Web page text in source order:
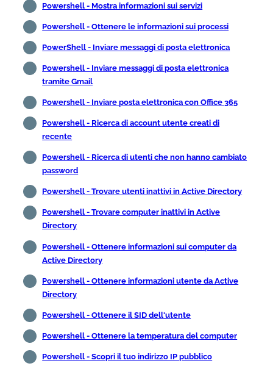
Powershell - Mostra informazioni sui servizi
Powershell - Ottenere le informazioni sui processi
PowerShell - Inviare messaggi di posta elettronica
Powershell - Inviare messaggi di posta elettronica
tramite Gmail
Powershell - Inviare posta elettronica con Office 365
Powershell - Ricerca di account utente creati di
recente
Powershell - Ricerca di utenti che non hanno cambiato
password
Powershell - Trovare utenti inattivi in Active Directory
Powershell - Trovare computer inattivi in Active
Directory
Powershell - Ottenere informazioni sui computer da
Active Directory
Powershell - Ottenere informazioni utente da Active
Directory
Powershell - Ottenere il SID dell'utente
Powershell - Ottenere la temperatura del computer
Powershell - Scopri il tuo indirizzo IP pubblico